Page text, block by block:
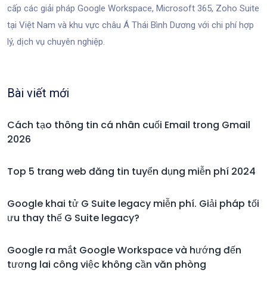
cấp các giải pháp Google Workspace, Microsoft 365, Zoho Suite
tại Việt Nam và khu vực châu Á Thái Bình Dương với chi phí hợp
lý, dịch vụ chuyên nghiệp.
Bài viết mới
Cách tạo thông tin cá nhân cuối Email trong Gmail
2026
Top 5 trang web đăng tin tuyển dụng miễn phí 2024
Google khai tử G Suite legacy miễn phí. Giải pháp tối
ưu thay thế G Suite legacy?
Google ra mắt Google Workspace và hướng đến
tương lai công việc không cần văn phòng